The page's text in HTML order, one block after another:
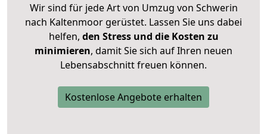
Wir sind für jede Art von Umzug von Schwerin
nach Kaltenmoor gerüstet. Lassen Sie uns dabei
helfen, den Stress und die Kosten zu
minimieren, damit Sie sich auf Ihren neuen
Lebensabschnitt freuen können.
Kostenlose Angebote erhalten